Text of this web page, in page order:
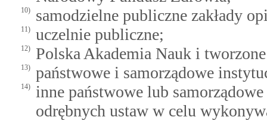
10) samodzielne publiczne zakłady
11) uczelnie publiczne;
12) Polska Akademia Nauk i
13) państwowe i samorządowe
14)
inne państwowe lub
odrębnych ustaw w celu